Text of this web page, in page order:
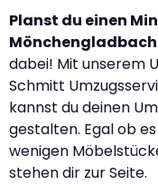
Planst du einen
dabei! Mit unserem
Schmitt
kannst du deinen
gestalten. Egal ob
wenigen
stehen dir zur Seite.